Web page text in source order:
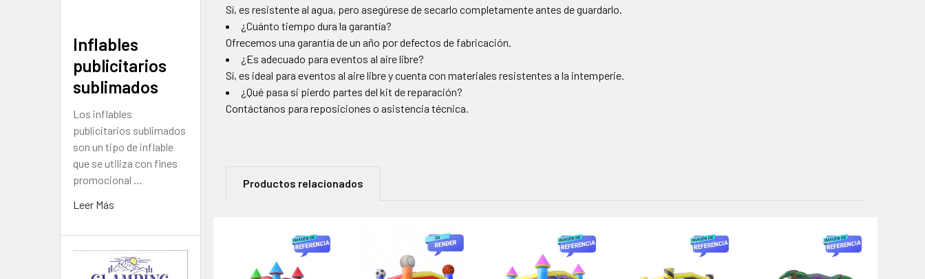
Inflables
publicitarios
sublimados
Los inflables
publicitarios sublimados
son un tipo de inflable
que se utiliza con fines
promocional …
Leer Más
Sí, es resistente al agua, pero asegúrese de secarlo completamente antes de guardarlo.
¿Cuánto tiempo dura la garantía?
Ofrecemos una garantía de un año por defectos de fabricación.
¿Es adecuado para eventos al aire libre?
Sí, es ideal para eventos al aire libre y cuenta con materiales resistentes a la intemperie.
¿Qué pasa si pierdo partes del kit de reparación?
Contáctanos para reposiciones o asistencia técnica.
Productos relacionados
Productos
relacionados